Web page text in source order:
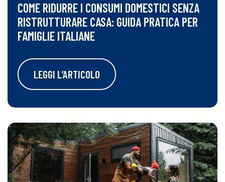
COME RIDURRE I CONSUMI DOMESTICI SENZA
RISTRUTTURARE CASA: GUIDA PRATICA PER
FAMIGLIE ITALIANE
LEGGI L’ARTICOLO